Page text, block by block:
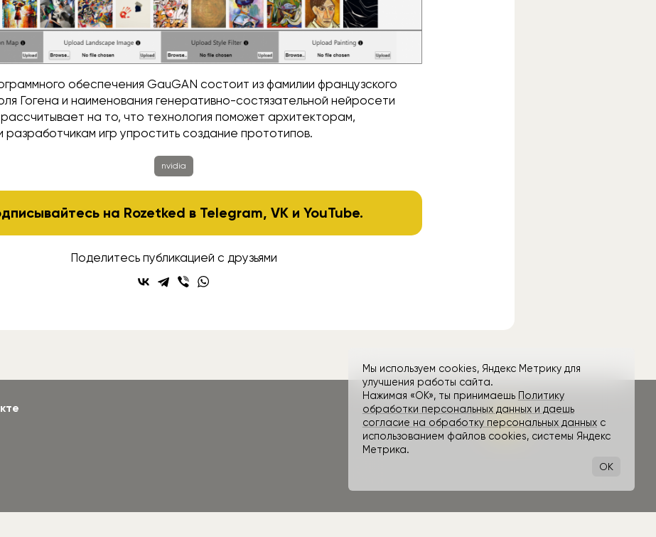
обеспечения GauGAN состоит из фамилии французского
Гогена и наименования генеративно-состязательной нейросети
на то, что технология поможет архитекторам,
разработчикам игр упростить создание прототипов.
nvidia
на Rozetked в Telegram,VK иYouTube.
Поделитесь публикацией с друзьями
Мы используем cookies, Яндекс Метрику для
улучшения работы сайта.
Нажимая «ОК», ты принимаешь Политику
обработки персональных данных и даешь
согласие на обработку персональных данныхс
использованием файлов cookies, системы Яндекс
Метрика.
OK